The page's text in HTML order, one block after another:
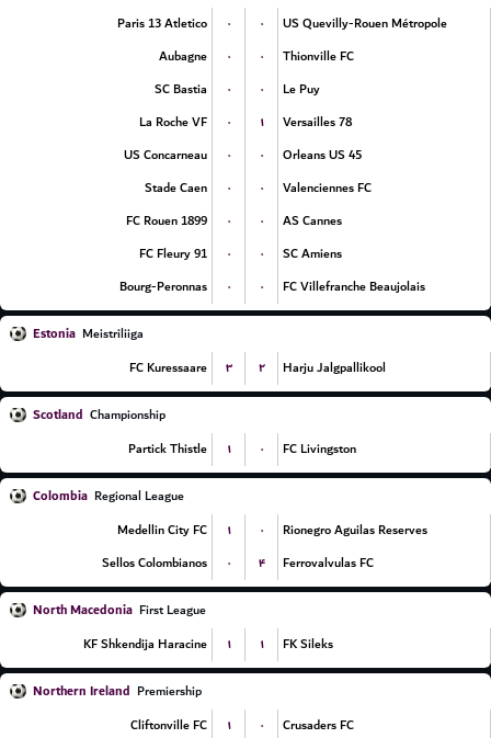
Paris 13 Atletico
۰ ۰
US Quevilly-Rouen Métropole
Aubagne
۰ ۰
Thionville FC
SC Bastia
۰ ۰
Le Puy
La Roche VF
۰ ۱
Versailles 78
US Concarneau
۰ ۰
Orleans US 45
Stade Caen
۰ ۰
Valenciennes FC
FC Rouen 1899
۰ ۰
AS Cannes
FC Fleury 91
۰ ۰
SC Amiens
Bourg-Peronnas
۰ ۰ FC Villefranche Beaujolais
Estonia Meistriliiga
FC Kuressaare
۳ ۲ Harju Jalgpallikool
Scotland Championship
Partick Thistle
۱ ۰ FC Livingston
Colombia Regional League
Medellin City FC
۱ ۰
Rionegro Aguilas Reserves
Sellos Colombianos
۰ ۴ Ferrovalvulas FC
North Macedonia First League
KF Shkendija Haracine
۱ ۱ FK Sileks
Northern Ireland Premiership
Cliftonville FC
۱ ۰ Crusaders FC